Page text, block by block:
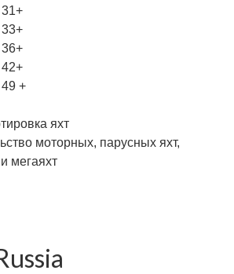
+
яхт
моторных, парусных яхт,
мегаяхт